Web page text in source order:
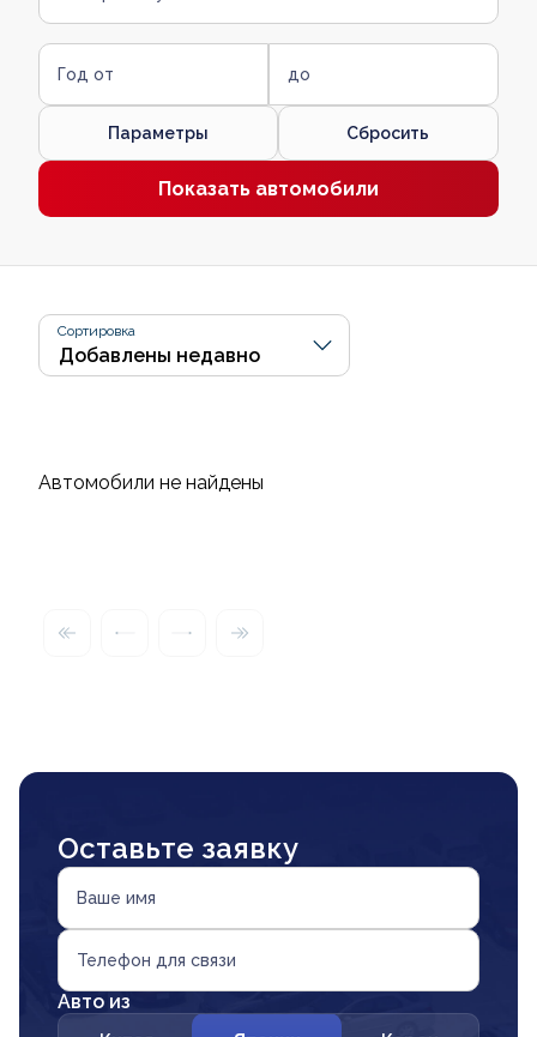
Год от до
Параметры Сбросить
Показать автомобили
Сортировка
Автомобили не найдены
Оставьте заявку
Ваше имя
Телефон для связи
Авто из